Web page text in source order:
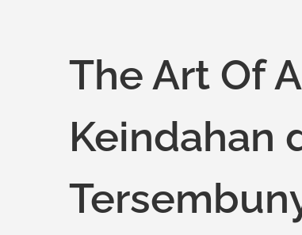
The Art Of
Keindahan